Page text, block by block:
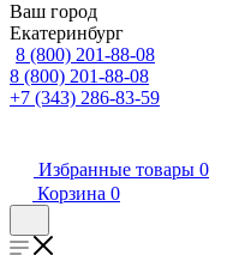
Ваш город
Екатеринбург
8 (800) 201-88-08
8 (800) 201-88-08
+7 (343) 286-83-59
Избранные товары 0
Корзина 0